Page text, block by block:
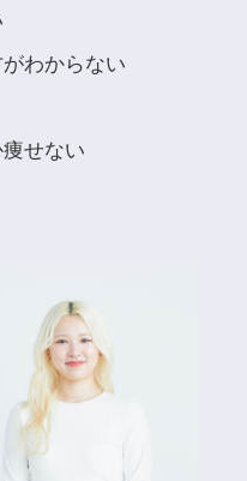
わからない
せない